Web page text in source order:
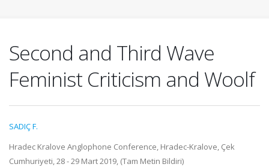
Second and Third Wave
Feminist Criticism and Woolf
SADIÇ F.
Hradec Kralove Anglophone Conference, Hradec-Kralove, Çek
Cumhuriyeti, 28 - 29 Mart 2019, (Tam Metin Bildiri)